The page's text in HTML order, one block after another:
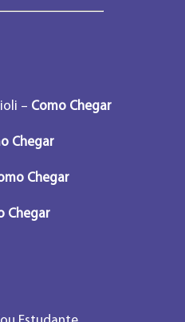
– Como Chegar
Chegar
Chegar
Chegar